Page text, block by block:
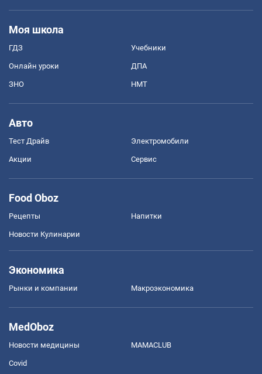
Моя школа
ГДЗ Учебники
Онлайн уроки ДПА
ЗНО НМТ
Авто
Тест Драйв Электромобили
Акции Сервис
Food Oboz
Рецепты Напитки
Новости Кулинарии
Экономика
Рынки и компании Mакроэкономика
MedOboz
Новости медицины MAMACLUB
Covid